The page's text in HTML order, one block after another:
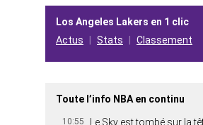
Los Angeles Lakers en 1 clic
Actus
Stats Classement
Toute l’info NBA en continu
10:55
Le Sky est tombé sur la